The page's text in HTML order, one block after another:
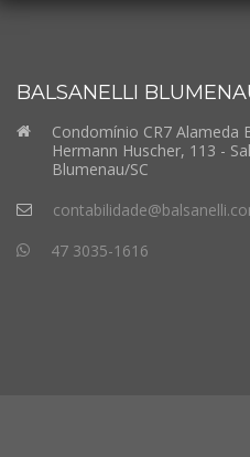
BALSANELLI
Condomínio CR7 Alameda
Hermann Huscher, 113 -
Blumenau/SC
47 3035-1616